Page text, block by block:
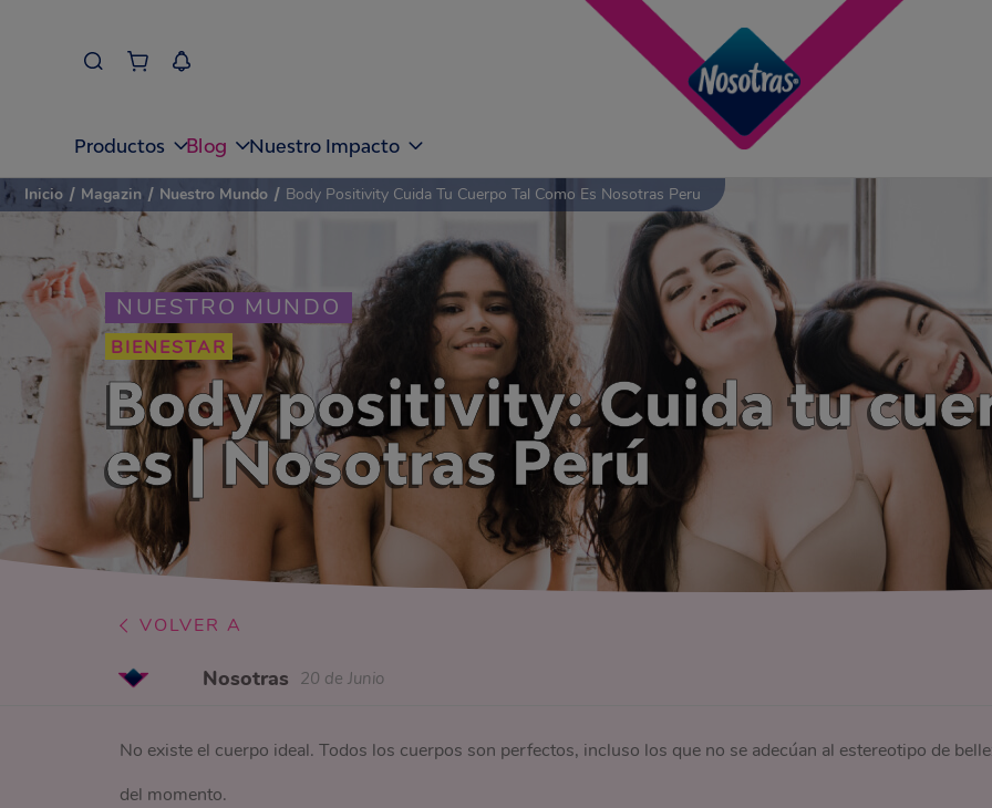
Productos Blog Nuestro Impacto
NUESTRO MUNDO
BIENESTAR
Body positivity: Cuida tu
es | Nosotras Perú
Inicio / Magazin / Nuestro Mundo / Body Positivity Cuida Tu Cuerpo Tal Como Es Nosotras Peru
VOLVER A
Nosotras 20 de Junio
No existe el cuerpo ideal. Todos los cuerpos son perfectos, incluso los que no se adecúan al estereotipo de
del momento.